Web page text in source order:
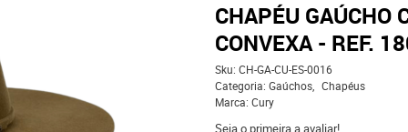
CHAPÉU GAÚCHO
CONVEXA - REF.
Sku: CH-GA-CU-ES-0016
Categoria: Gaúchos
Chapéus
Marca: Cury
Seja o primeira a avaliar!